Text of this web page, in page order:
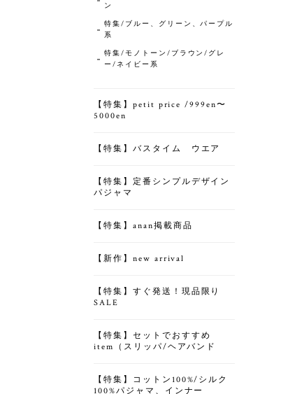
ン
特集/ブルー、グリーン、パープル
系
特集/モノトーン/ブラウン/グレ
ー/ネイビー系
【特集】petit price /999en〜
5000en
【特集】バスタイム ウエア
【特集】定番シンプルデザイン
パジャマ
【特集】anan掲載商品
【新作】new arrival
【特集】すぐ発送！現品限り
SALE
【特集】セットでおすすめ
item（スリッパ/ヘアバンド
【特集】コットン100%/シルク
100%パジャマ、インナー